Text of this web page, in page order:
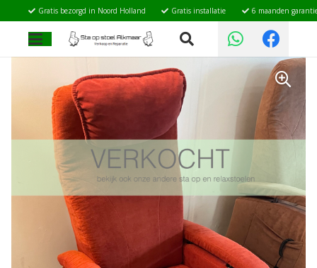
Gratis bezorgd in Noord Holland Gratis installatie 6 maanden